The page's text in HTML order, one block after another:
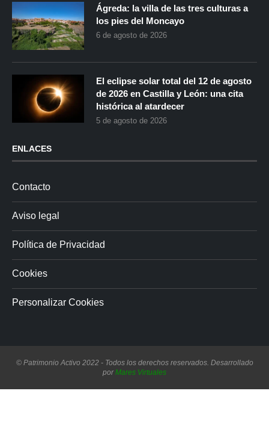
Ágreda: la villa de las tres culturas a
los pies del Moncayo
6 de agosto de 2026
El eclipse solar total del 12 de agosto
de 2026 en Castilla y León: una cita
histórica al atardecer
5 de agosto de 2026
ENLACES
Contacto
Aviso legal
Política de Privacidad
Cookies
Personalizar Cookies
© Patrimonio Activo 2022 - Todos los derechos reservados. Desarrollado
porMares Virtuales